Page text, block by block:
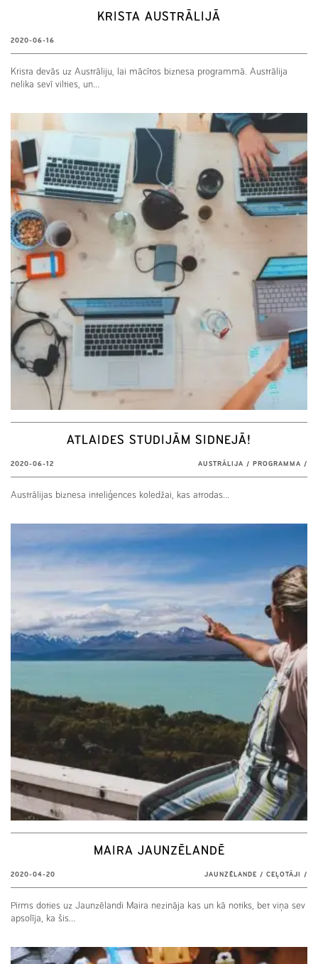
KRISTA AUSTRĀLIJĀ
2020-06-16
Krista devās uz Austrāliju, lai mācītos biznesa programmā. Austrālija
nelika sevī vilties, un…
ATLAIDES STUDIJĀM SIDNEJĀ!
2020-06-12 AUSTRĀLIJA / PROGRAMMA /
Austrālijas biznesa inteliģences koledžai, kas atrodas…
MAIRA JAUNZĒLANDĒ
2020-04-20 JAUNZĒLANDE / CEĻOTĀJI /
Pirms doties uz Jaunzēlandi Maira nezināja kas un kā notiks, bet viņa sev
apsolīja, ka šis…